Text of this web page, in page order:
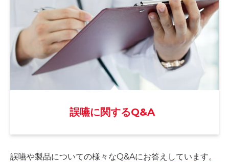
誤嚥に関するQ&A
誤嚥や製品についての様々なQ&Aにお答えしています。